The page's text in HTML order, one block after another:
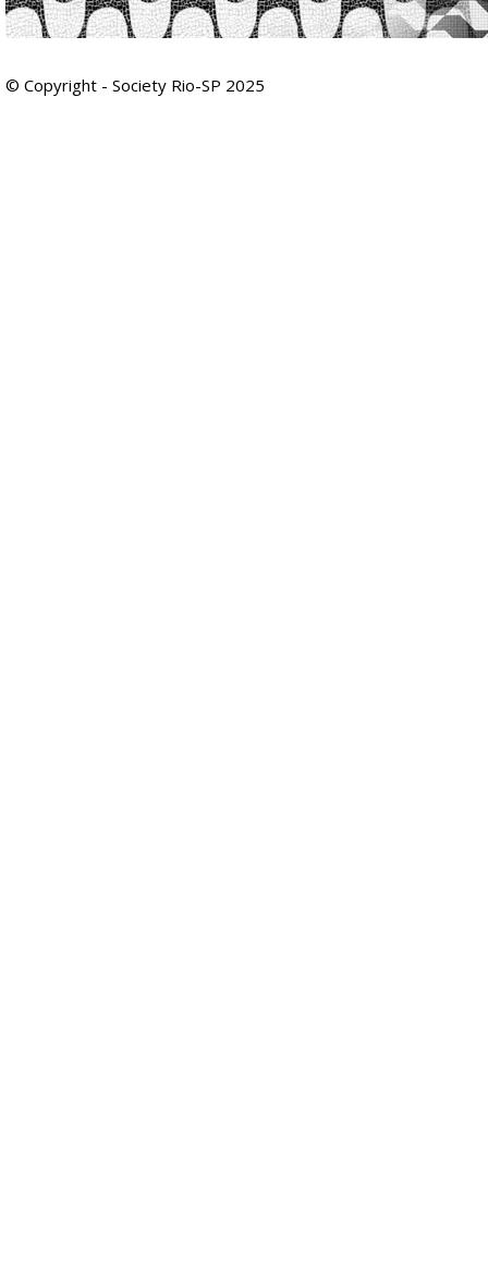
© Copyright - Society Rio-SP 2025